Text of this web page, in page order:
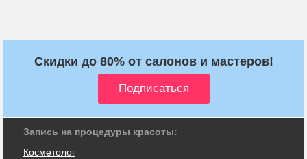
Скидки до 80% от салонов и мастеров!
Запись на процедуры красоты:
Косметолог